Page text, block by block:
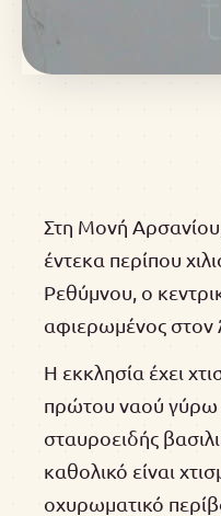
Στη Μονή
έντεκα περίπου
Ρεθύμνου, ο
αφιερωμένος στον
Η εκκλησία έχει
πρώτου ναού γύρω
σταυροειδής
καθολικό είναι
οχυρωματικό